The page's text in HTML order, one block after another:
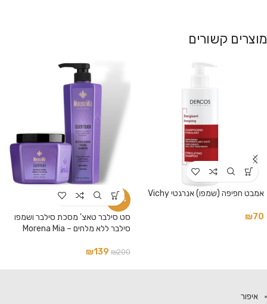
מוצרים קשורים
אמבט חפיפה (שמפו) אנרגטי Vichy
₪70
-31%
סט סילבר טאצ' מסכת סילבר ושמפו
סילבר ללא מלחים – Morena Mia
₪200
₪139
איפור